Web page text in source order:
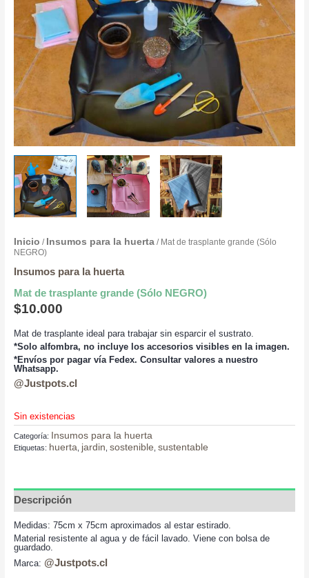
Inicio / Insumos para la huerta/ Mat de trasplante grande (Sólo
NEGRO)
Insumos para la huerta
Mat de trasplante grande (Sólo NEGRO)
$10.000
Mat de trasplante ideal para trabajar sin esparcir el sustrato.
*Solo alfombra, no incluye los accesorios visibles en la imagen.
*Envíos por pagar vía Fedex. Consultar valores a nuestro
Whatsapp.
@Justpots.cl
Sin existencias
Categoría: Insumos para la huerta
Etiquetas: huerta jardin sostenible sustentable
Descripción
Medidas: 75cm x 75cm aproximados al estar estirado.
Material resistente al agua y de fácil lavado. Viene con bolsa de
guardado.
Marca: @Justpots.cl